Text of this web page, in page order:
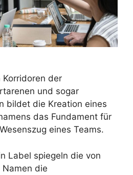
der
und sogar
bildet die Kreation eines
das Fundament für
eines Teams.
Label spiegeln die von
die